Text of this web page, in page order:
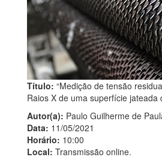
Título: “Medição de tensão
Raios X de uma superfície jateada
Autor(a): Paulo Guilherme de
Data: 11/05/2021
Horário: 10:00
Local: Transmissão online.